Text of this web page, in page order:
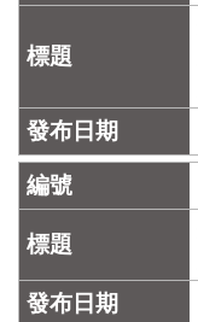
化
文
資
產
臺
北
市
區
里
界